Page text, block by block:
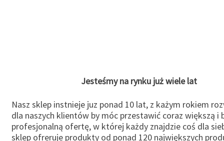
Jesteśmy na rynku już wiele lat
Nasz sklep instnieje juz ponad 10 lat, z każym rokiem
dla naszych klientów by móc przestawić coraz większą i
profesjonalną ofertę, w której każdy znajdzie coś dla
sklep ofreruje produkty od ponad 120 największych